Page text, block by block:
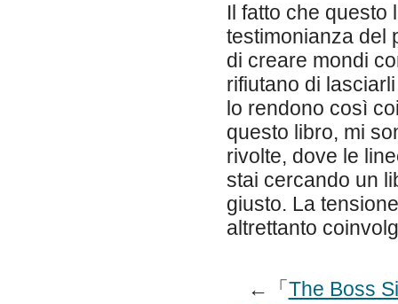
Il fatto che questo
testimonianza del
di creare mondi
rifiutano di
lo rendono così
questo libro, mi
rivolte, dove le
stai cercando un
giusto. La
altrettanto
←「The Boss